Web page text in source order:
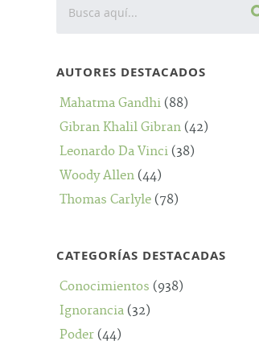
AUTORES DESTACADOS
Mahatma Gandhi (88)
Gibran Khalil Gibran (42)
Leonardo Da Vinci (38)
Woody Allen (44)
Thomas Carlyle (78)
CATEGORÍAS DESTACADAS
Conocimientos (938)
Ignorancia (32)
Poder (44)